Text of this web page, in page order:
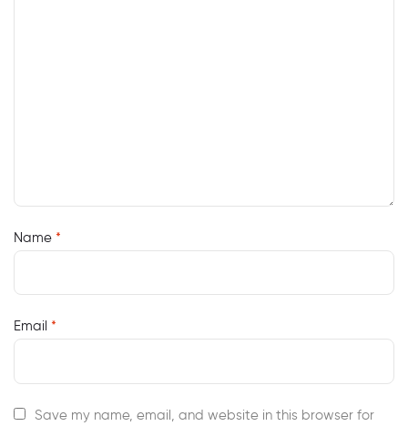
Name *
Email *
Save my name, email, and website in this browser for